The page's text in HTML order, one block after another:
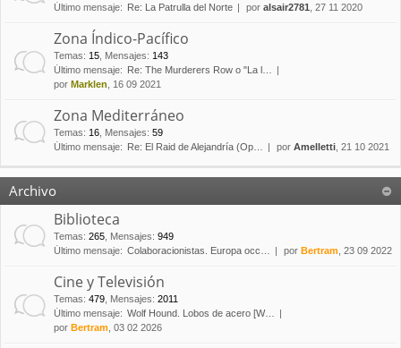
Último mensaje:
Re: La Patrulla del Norte por alsair2781 , 27 11 2020
Zona Índico-Pacífico
Temas: 15 Mensajes: 143
Último mensaje:
Re: The Murderers Row o "La l…
por Marklen , 16 09 2021
Zona Mediterráneo
Temas: 16 Mensajes: 59
Último mensaje:
Re: El Raid de Alejandría (Op… por Amelletti , 21 10 2021
Archivo
Biblioteca
Temas: 265 Mensajes: 949
Último mensaje: Colaboracionistas. Europa occ… por Bertram , 23 09 2022
Cine y Televisión
Temas: 479 Mensajes: 2011
Último mensaje: Wolf Hound. Lobos de acero [W…
por Bertram , 03 02 2026